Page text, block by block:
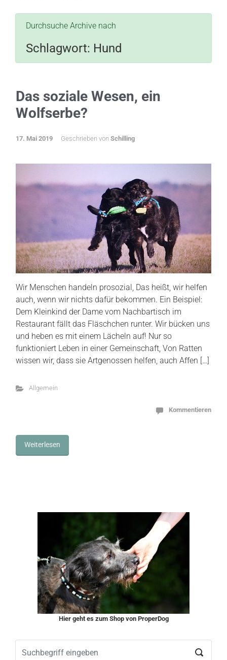
Durchsuche Archive nach
Schlagwort: Hund
Das soziale Wesen, ein
Wolfserbe?
17. Mai 2019 Geschrieben von Schilling
Wir Menschen handeln prosozial, Das heißt, wir helfen
auch, wenn wir nichts dafür bekommen. Ein Beispiel:
Dem Kleinkind der Dame vom Nachbartisch im
Restaurant fällt das Fläschchen runter. Wir bücken uns
und heben es mit einem Lächeln auf! Nur so
funktioniert Leben in einer Gemeinschaft, Von Ratten
wissen wir, dass sie Artgenossen helfen, auch Affen […]
Allgemein
Kommentieren
Weiterlesen
Hier geht es zum Shop von ProperDog